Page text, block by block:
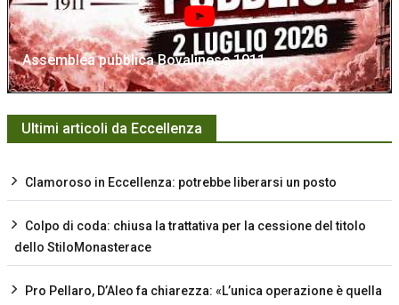
Assemblea pubblica Bovalinese 1911
Ultimi articoli da Eccellenza
Clamoroso in Eccellenza: potrebbe liberarsi un posto
Colpo di coda: chiusa la trattativa per la cessione del titolo
dello StiloMonasterace
Pro Pellaro, D’Aleo fa chiarezza: «L’unica operazione è quella